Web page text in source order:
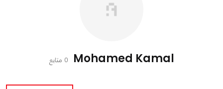
Mohamed Kamal 0 متابع